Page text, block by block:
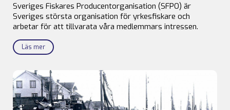
Sveriges Fiskares Producentorganisation (SFPO) är
Sveriges största organisation för yrkesfiskare och
arbetar för att tillvarata våra medlemmars intressen.
Läs mer